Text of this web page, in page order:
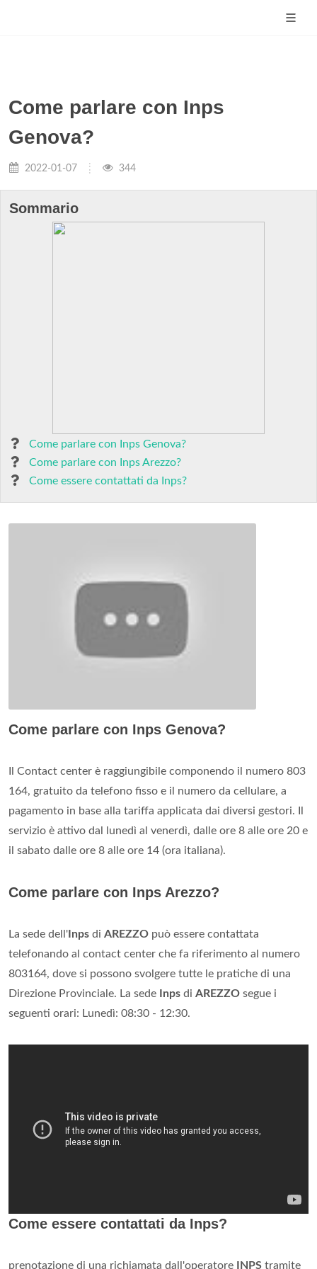
Come parlare con Inps
Genova?
2022-01-07 344
Sommario
Come parlare con Inps Genova?
Come parlare con Inps Arezzo?
Come essere contattati da Inps?
Come parlare con Inps Genova?
Il Contact center è raggiungibile componendo il numero 803
164, gratuito da telefono fisso e il numero da cellulare, a
pagamento in base alla tariffa applicata dai diversi gestori. Il
servizio è attivo dal lunedì al venerdì, dalle ore 8 alle ore 20 e
il sabato dalle ore 8 alle ore 14 (ora italiana).
Come parlare con Inps Arezzo?
La sede dell'Inps di AREZZO può essere contattata
telefonando al contact center che fa riferimento al numero
803164, dove si possono svolgere tutte le pratiche di una
Direzione Provinciale. La sede Inps di AREZZO segue i
seguenti orari: Lunedì: 08:30 - 12:30.
Come essere contattati da Inps?
prenotazione di una richiamata dall'operatore INPS tramite